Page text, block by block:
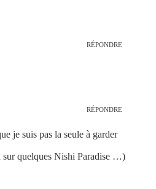
RÉPONDRE
RÉPONDRE
je suis pas la seule à garder
sur quelques Nishi Paradise …)